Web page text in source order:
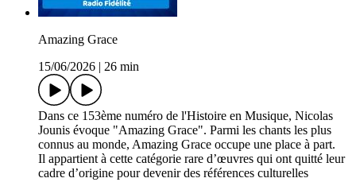
Amazing Grace
15/06/2026
26 min
Dans ce 153ème numéro de l'Histoire en Musique, Nicolas
Jounis évoque "Amazing Grace". Parmi les chants les plus
connus au monde, Amazing Grace occupe une place à part.
Il appartient à cette catégorie rare d’œuvres qui ont quitté leur
cadre d’origine pour devenir des références culturelles